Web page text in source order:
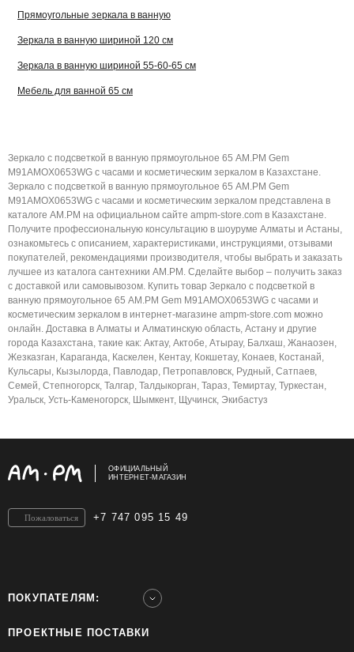
Прямоугольные зеркала в ванную
Зеркала в ванную шириной 120 см
Зеркала в ванную шириной 55-60-65 см
Мебель для ванной 65 см
Зеркало с подсветкой в ванную прямоугольное 65 AM.PM Gem
M91AMOX0653WG с часами и косметическим зеркалом в Казахстане.
Зеркало с подсветкой в ванную прямоугольное 65 AM.PM Gem
M91AMOX0653WG с часами и косметическим зеркалом представлена в
каталоге AM.PM на официальном сайте ampm-store.com в Казахстане.
Получите профессиональную консультацию в шоуруме Алматы и Астаны,
ознакомьтесь с описанием, характеристиками, инструкциями, отзывами
покупателей, рекомендациями производителя, чтобы выбрать и заказать
лучшее из каталога сантехники AM.PM. Сделайте выбор – получить заказ
с доставкой или самовывозом. Купить товар Зеркало с подсветкой в
ванную прямоугольное 65 AM.PM Gem M91AMOX0653WG с часами и
косметическим зеркалом в интернет-магазине ampm-store.com можно
онлайн. Доставка в Алматы и Алматинскую область, Астану и другие
города Казахстана, такие как: Актау, Актобе, Атырау, Балхаш, Жанаозен,
Жезказган, Караганда, Каскелен, Кентау, Кокшетау, Конаев, Костанай,
Кульсары, Кызылорда, Павлодар, Петропавловск, Рудный, Сатпаев,
Семей, Степногорск, Талгар, Талдыкорган, Тараз, Темиртау, Туркестан,
Уральск, Усть-Каменогорск, Шымкент, Щучинск, Экибастуз
ОФИЦИАЛЬНЫЙ
ИНТЕРНЕТ-МАГАЗИН
+7 747 095 15 49
Пожаловаться
ПОКУПАТЕЛЯМ:
ПРОЕКТНЫЕ ПОСТАВКИ